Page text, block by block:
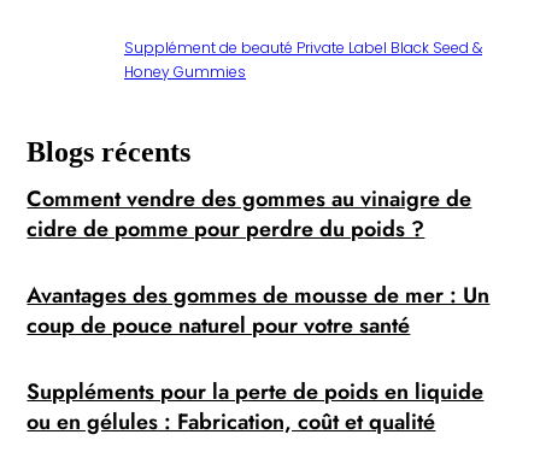
Supplément de beauté Private Label Black Seed &
Honey Gummies
Blogs récents
Comment vendre des gommes au vinaigre de
cidre de pomme pour perdre du poids ?
Avantages des gommes de mousse de mer : Un
coup de pouce naturel pour votre santé
Suppléments pour la perte de poids en liquide
ou en gélules : Fabrication, coût et qualité